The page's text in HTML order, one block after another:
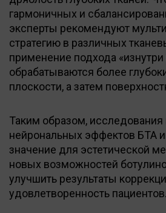
гармоничных и
эксперты рекомендуют
стратегию в различных
применение подхода
обрабатываются более
плоскости, а затем
Таким образом, исследования
нейрональных эффектов БТА
значение для эстетической
новых возможностей
улучшить результаты
удовлетворенность пациентов.